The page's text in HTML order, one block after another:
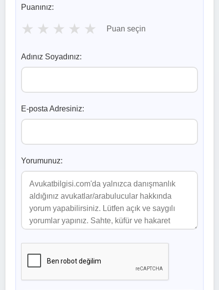
Puanınız:
★ ★ ★ ★ ★ Puan seçin
Adınız Soyadınız:
E-posta Adresiniz:
Yorumunuz: